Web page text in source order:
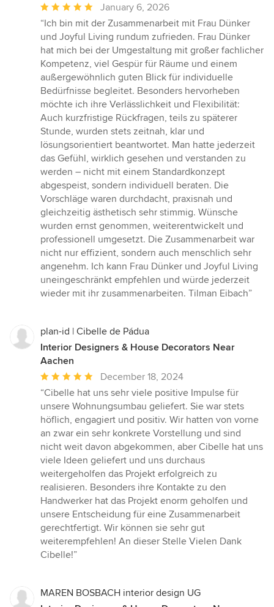
Average
rating:
5
out
of
5
stars
January 6, 2026
“Ich bin mit der Zusammenarbeit mit Frau Dünker
und Joyful Living rundum zufrieden. Frau Dünker
hat mich bei der Umgestaltung mit großer fachlicher
Kompetenz, viel Gespür für Räume und einem
außergewöhnlich guten Blick für individuelle
Bedürfnisse begleitet. Besonders hervorheben
möchte ich ihre Verlässlichkeit und Flexibilität:
Auch kurzfristige Rückfragen, teils zu späterer
Stunde, wurden stets zeitnah, klar und
lösungsorientiert beantwortet. Man hatte jederzeit
das Gefühl, wirklich gesehen und verstanden zu
werden – nicht mit einem Standardkonzept
abgespeist, sondern individuell beraten. Die
Vorschläge waren durchdacht, praxisnah und
gleichzeitig ästhetisch sehr stimmig. Wünsche
wurden ernst genommen, weiterentwickelt und
professionell umgesetzt. Die Zusammenarbeit war
nicht nur effizient, sondern auch menschlich sehr
angenehm. Ich kann Frau Dünker und Joyful Living
uneingeschränkt empfehlen und würde jederzeit
wieder mit ihr zusammenarbeiten. Tilman Eibach”
plan-id | Cibelle de Pádua
Interior Designers & House Decorators Near
Aachen
Average
rating:
5
out
of
5
stars
December 18, 2024
“Cibelle hat uns sehr viele positive Impulse für
unsere Wohnungsumbau geliefert. Sie war stets
höflich, engagiert und positiv. Wir hatten von vorne
an zwar ein sehr konkrete Vorstellung und sind
nicht weit davon abgekommen, aber Cibelle hat uns
viele Ideen geliefert und uns durchaus
weitergeholfen das Projekt erfolgreich zu
realisieren. Besonders ihre Kontakte zu den
Handwerker hat das Projekt enorm geholfen und
unsere Entscheidung für eine Zusammenarbeit
gerechtfertigt. Wir können sie sehr gut
weiterempfehlen! An dieser Stelle Vielen Dank
Cibelle!”
MAREN BOSBACH interior design UG